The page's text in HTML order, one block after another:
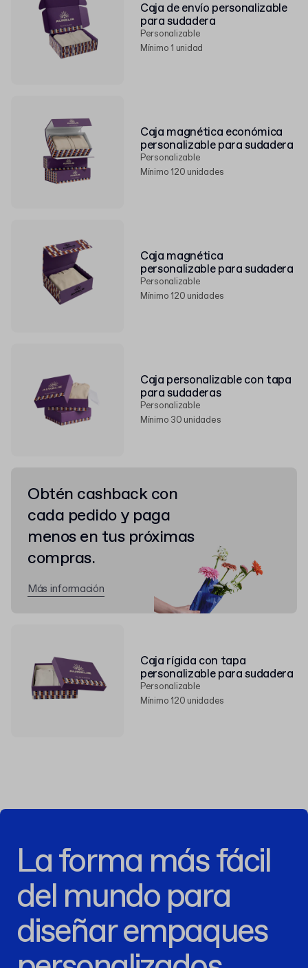
Caja de envío personalizable
para sudadera
Personalizable
Mínimo 1 unidad
Caja magnética económica
personalizable para sudadera
Personalizable
Mínimo 120 unidades
Caja magnética
personalizable para sudadera
Personalizable
Mínimo 120 unidades
Caja personalizable con tapa
para sudaderas
Personalizable
Mínimo 30 unidades
Caja rígida con tapa
personalizable para sudadera
Personalizable
Mínimo 120 unidades
Obtén cashback con
cada pedido y paga
menos en tus próximas
compras.
Más información
La forma más fácil
del mundo para
diseñar empaques